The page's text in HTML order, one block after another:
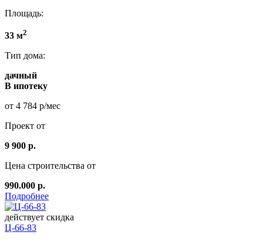
Площадь:
33 м2
Тип дома:
дачный
В ипотеку
от 4 784 р/мес
Проект от
9 900 р.
Цена строительства от
990.000 р.
Подробнее
действует скидка
Ц-66-83